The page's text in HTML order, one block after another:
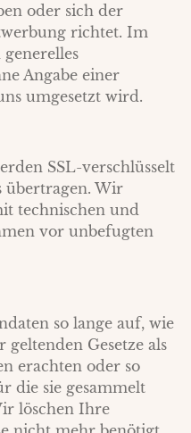
oder sich der
richtet. Im
Angabe einer
umgesetzt wird.
SSL-verschlüsselt
übertragen. Wir
technischen und
vor unbefugten
so lange auf, wie
Gesetze als
erachten oder so
die sie gesammelt
löschen Ihre